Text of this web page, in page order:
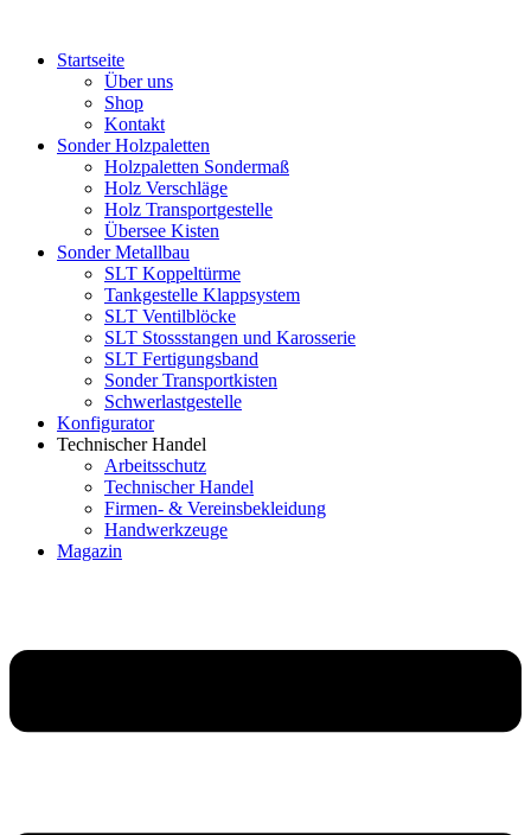
wechselnStartseite
Über uns
Shop
Kontakt
Sonder Holzpaletten
Holzpaletten Sondermaß
Holz Verschläge
Holz Transportgestelle
Übersee Kisten
Sonder Metallbau
SLT Koppeltürme
Tankgestelle Klappsystem
SLT Ventilblöcke
SLT Stossstangen und Karosserie
SLT Fertigungsband
Sonder Transportkisten
Schwerlastgestelle
Konfigurator
Technischer Handel
Arbeitsschutz
Technischer Handel
Firmen- & Vereinsbekleidung
Handwerkzeuge
Magazin